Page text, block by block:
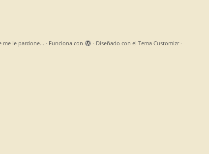
me le pardone... · Funciona con · Diseñado con el Tema Customizr·